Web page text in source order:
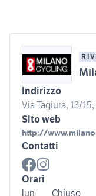
Indirizzo
Via Tagiura, 13/
Sito web
http://
Contatti
Orari
lun
Chiuso